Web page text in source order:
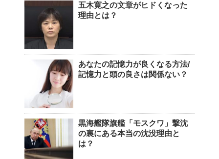
五木寛之の文章がヒドくなった
理由とは？
あなたの記憶力が良くなる方法/
記憶力と頭の良さは関係ない？
黒海艦隊旗艦「モスクワ」撃沈
の裏にある本当の沈没理由と
は？